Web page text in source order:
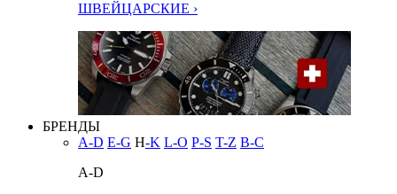
ШВЕЙЦАРСКИЕ ›
БРЕНДЫ
A-D E-G H-K L-O P-S T-Z В-С
A-D